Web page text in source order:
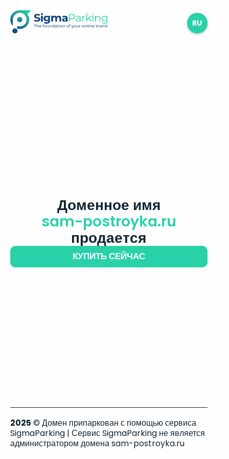
RU
Доменное имя
sam-postroyka.ru
продается
КУПИТЬ СЕЙЧАС
2025 © Домен припаркован с помощью сервиса
SigmaParking | Сервис SigmaParking не является
администратором домена sam-postroyka.ru